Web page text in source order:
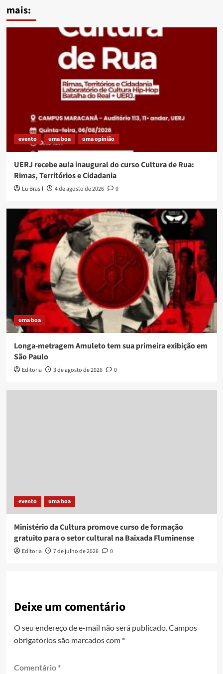
mais:
evento uma boa uma opinião
UERJ recebe aula inaugural do curso Cultura de Rua:
Rimas, Territórios e Cidadania
Lu Brasil 4 de agosto de 2026 0
uma boa
Longa-metragem Amuleto tem sua primeira exibição em
São Paulo
Editoria 3 de agosto de 2026 0
evento uma boa
Ministério da Cultura promove curso de formação
gratuito para o setor cultural na Baixada Fluminense
Editoria 7 de julho de 2026 0
Deixe um comentário
O seu endereço de e-mail não será publicado.Campos
obrigatórios são marcados com *
Comentário *